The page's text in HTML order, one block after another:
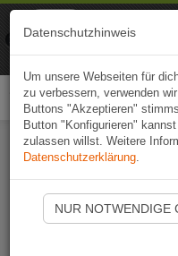
Datenschutzhinweis
Um unsere Webseiten für
zu verbessern, verwenden
Buttons "Akzeptieren"
Button "Konfigurieren"
zulassen willst. Weitere
Datenschutzerklärung.
NUR NOTWENDIGE
Naviki